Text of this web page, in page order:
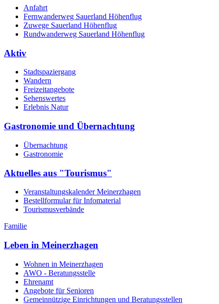
Anfahrt
Fernwanderweg Sauerland Höhenflug
Zuwege Sauerland Höhenflug
Rundwanderweg Sauerland Höhenflug
Aktiv
Stadtspaziergang
Wandern
Freizeitangebote
Sehenswertes
Erlebnis Natur
Gastronomie und Übernachtung
Übernachtung
Gastronomie
Aktuelles aus "Tourismus"
Veranstaltungskalender Meinerzhagen
Bestellformular für Infomaterial
Tourismusverbände
Familie
Leben in Meinerzhagen
Wohnen in Meinerzhagen
AWO - Beratungsstelle
Ehrenamt
Angebote für Senioren
Gemeinnützige Einrichtungen und Beratungsstellen